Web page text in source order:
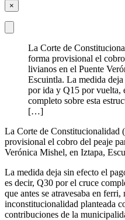
×
La Corte de
forma provisional el
livianos en el Puente
Escuintla. La medida
por ida y Q15 por vuelta,
completo sobre esta
[…]
La Corte de Constitucionalidad
provisional el cobro del peaje
Verónica Mishel, en Iztapa,
La medida deja sin efecto el
es decir, Q30 por el cruce
que antes se atravesaba en
inconstitucionalidad planteada
contribuciones de la